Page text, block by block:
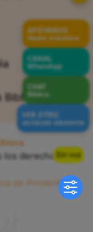
Sin voz
Biblia
los derechos
de Privacidad
APÓYANOS
Hazte miembro
CANAL
WhatsApp
CHAT
Bíblico
VER OTRO
versículo aleatorio